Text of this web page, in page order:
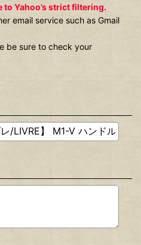
to Yahoo’s strict filtering.
email service such as Gmail
be sure to check your